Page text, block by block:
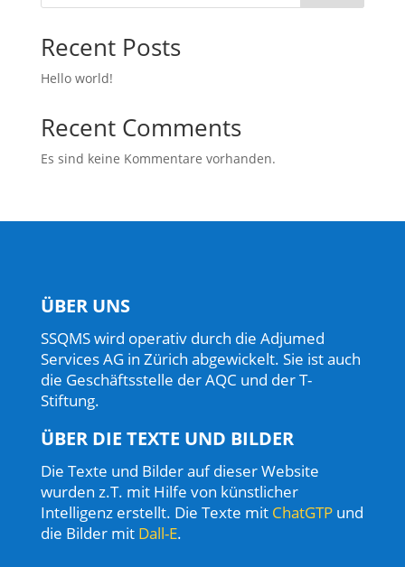
Recent Posts
Hello world!
Recent Comments
Es sind keine Kommentare vorhanden.
ÜBER UNS
SSQMS wird operativ durch die Adjumed
Services AG in Zürich abgewickelt. Sie ist auch
die Geschäftsstelle der AQC und der T-
Stiftung.
ÜBER DIE TEXTE UND BILDER
Die Texte und Bilder auf dieser Website
wurden z.T. mit Hilfe von künstlicher
Intelligenz erstellt. Die Texte mit ChatGTPund
die Bilder mit Dall-E.